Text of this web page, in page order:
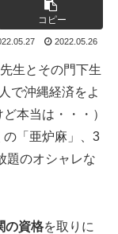
コピー
2022.05.26
生とその門下生
で沖縄経済をよ
本当は・・・）
の「亜炉麻」、3
題のオシャレな
の資格を取りに